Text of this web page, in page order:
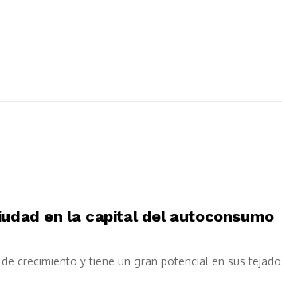
en la capital del autoconsumo
crecimiento y tiene un gran potencial en sus